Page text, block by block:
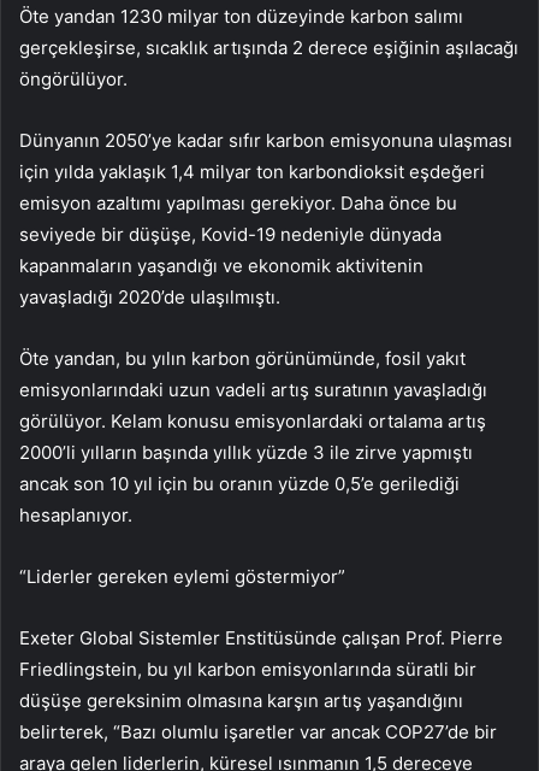
Öte yandan 1230 milyar ton düzeyinde karbon salımı
gerçekleşirse, sıcaklık artışında 2 derece eşiğinin aşılacağı
öngörülüyor.
Dünyanın 2050’ye kadar sıfır karbon emisyonuna ulaşması
için yılda yaklaşık 1,4 milyar ton karbondioksit eşdeğeri
emisyon azaltımı yapılması gerekiyor. Daha önce bu
seviyede bir düşüşe, Kovid-19 nedeniyle dünyada
kapanmaların yaşandığı ve ekonomik aktivitenin
yavaşladığı 2020’de ulaşılmıştı.
Öte yandan, bu yılın karbon görünümünde, fosil yakıt
emisyonlarındaki uzun vadeli artış suratının yavaşladığı
görülüyor. Kelam konusu emisyonlardaki ortalama artış
2000’li yılların başında yıllık yüzde 3 ile zirve yapmıştı
ancak son 10 yıl için bu oranın yüzde 0,5’e gerilediği
hesaplanıyor.
“Liderler gereken eylemi göstermiyor”
Exeter Global Sistemler Enstitüsünde çalışan Prof. Pierre
Friedlingstein, bu yıl karbon emisyonlarında süratli bir
düşüşe gereksinim olmasına karşın artış yaşandığını
belirterek, “Bazı olumlu işaretler var ancak COP27’de bir
araya gelen liderlerin, küresel ısınmanın 1,5 dereceye